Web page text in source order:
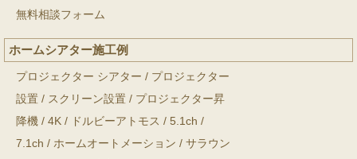
無料相談フォーム
ホームシアター施工例
プロジェクター シアター / プロジェクター
設置 / スクリーン設置 / プロジェクター昇
降機 / 4K / ドルビーアトモス / 5.1ch /
7.1ch / ホームオートメーション / サラウン